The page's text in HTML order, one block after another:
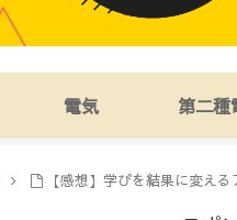
電気 第二種
【感想】学びを結果に変え